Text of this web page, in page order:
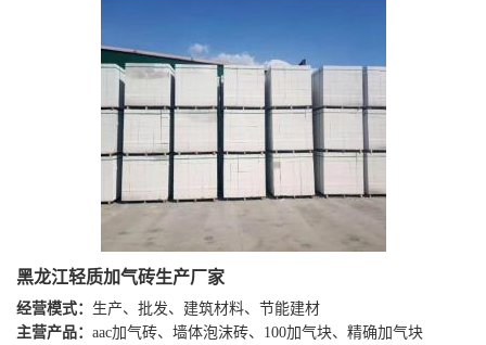
黑龙江轻质加气砖生产厂家
经营模式： 生产、批发、建筑材料、节能建材
主营产品： aac加气砖、墙体泡沫砖、100加气块、精确加气块